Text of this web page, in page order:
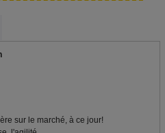
sur le marché, à ce jour!